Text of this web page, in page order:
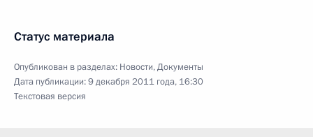
Статус материала
Опубликован в разделах: Новости,Документы
Дата публикации:9 декабря 2011 года, 16:30
Текстовая версия